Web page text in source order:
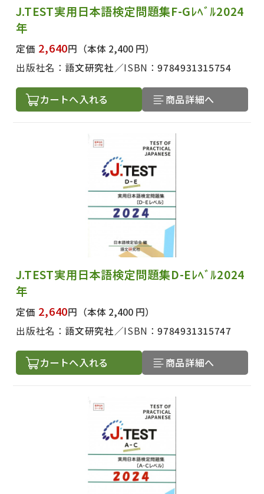
J.TEST実用日本語検定問題集F-Gﾚﾍﾞﾙ2024
年
定価 2,640円 （本体 2,400 円）
出版社名： 語文研究社 ISBN：9784931315754
カートへ入れる 商品詳細へ
J.TEST実用日本語検定問題集D-Eﾚﾍﾞﾙ2024
年
定価 2,640円 （本体 2,400 円）
出版社名： 語文研究社 ISBN：9784931315747
カートへ入れる 商品詳細へ